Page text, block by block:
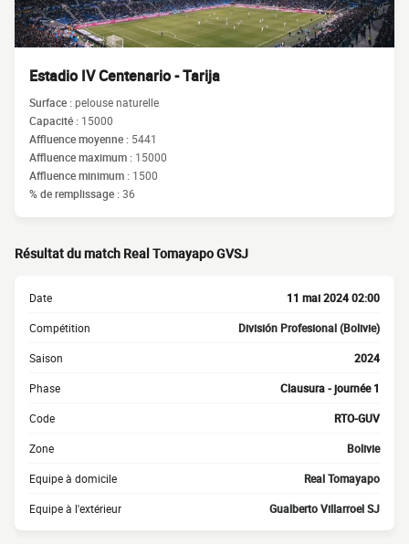
Estadio IV Centenario - Tarija
Surface :pelouse naturelle
Capacité : 15000
Affluence moyenne : 5441
Affluence maximum : 15000
Affluence minimum : 1500
% de remplissage :36
Résultat du match Real Tomayapo GVSJ
Date 11 mai 2024 02:00
Compétition División Profesional (Bolivie)
Saison 2024
Phase Clausura - journée 1
Code RTO-GUV
Zone Bolivie
Equipe à domicile Real Tomayapo
Equipe à l'extérieur Gualberto Villarroel SJ